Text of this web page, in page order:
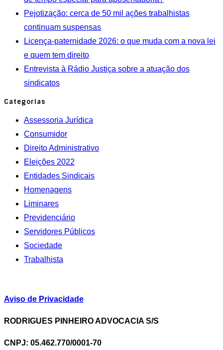
Pejotização: cerca de 50 mil ações trabalhistas
continuam suspensas
Licença-paternidade 2026: o que muda com a nova lei
e quem tem direito
Entrevista à Rádio Justiça sobre a atuação dos
sindicatos
Categorias
Assessoria Jurídica
Consumidor
Direito Administrativo
Eleições 2022
Entidades Sindicais
Homenagens
Liminares
Previdenciário
Servidores Públicos
Sociedade
Trabalhista
Aviso de Privacidade
RODRIGUES PINHEIRO ADVOCACIA S/S
CNPJ: 05.462.770/0001-70